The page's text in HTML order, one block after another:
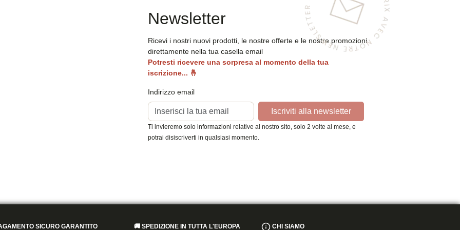
Newsletter
Ricevi i nostri nuovi prodotti, le nostre offerte e le nostre promozioni
direttamente nella tua casella email
Potresti ricevere una sorpresa al momento della tua
iscrizione... 🤞
Indirizzo email
Iscriviti alla newsletter
Ti invieremo solo informazioni relative al nostro sito, solo 2 volte al mese, e
potrai disiscriverti in qualsiasi momento.
SICURO GARANTITO 🚚 SPEDIZIONE IN TUTTA L'EUROPA CHI SIAMO